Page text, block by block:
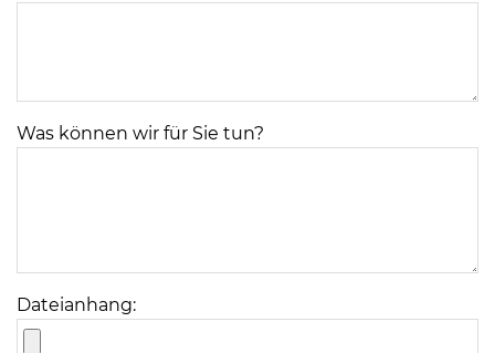
Was können wir für Sie tun?
Dateianhang: